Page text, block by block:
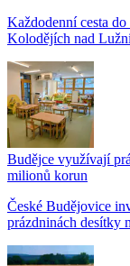
Každodenní cesta
Kolodějích nad
Budějce využívají
milionů korun
České Budějovice
prázdninách desítky